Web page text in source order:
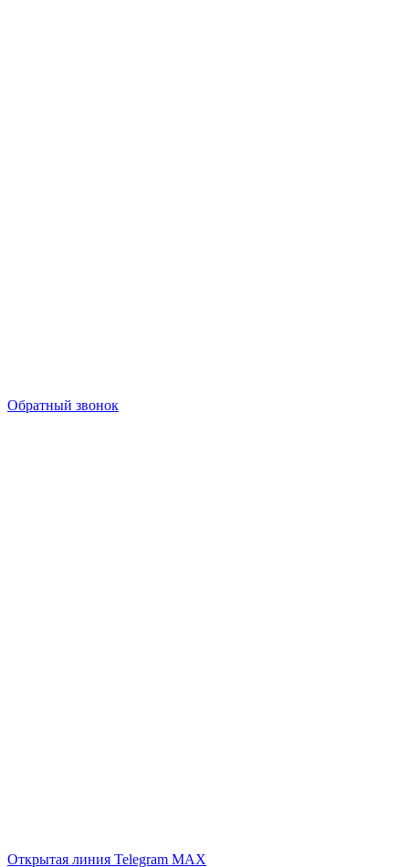
Обратный звонок
Открытая линия Telegram MAX